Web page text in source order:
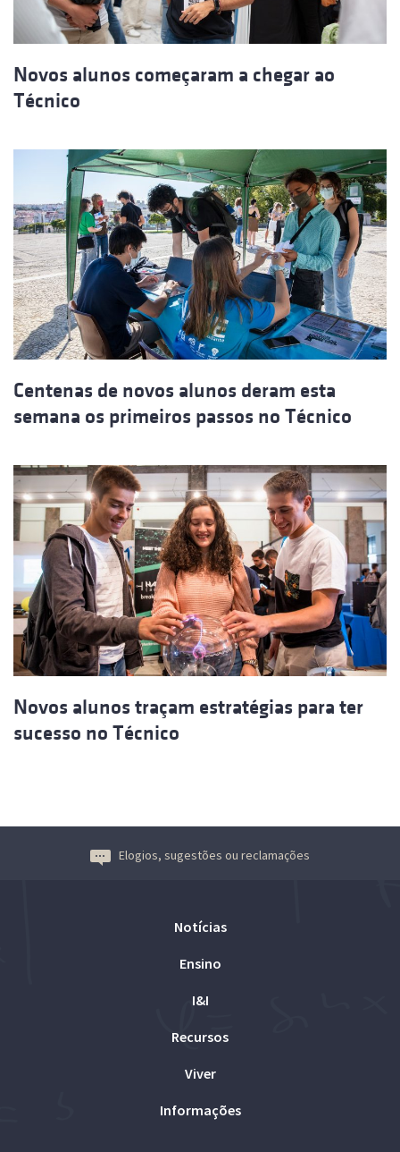
Novos alunos começaram a chegar ao
Técnico
Centenas de novos alunos deram esta
semana os primeiros passos no Técnico
Novos alunos traçam estratégias para ter
sucesso no Técnico
Elogios, sugestões ou reclamações
Notícias
Ensino
I&I
Recursos
Viver
Informações